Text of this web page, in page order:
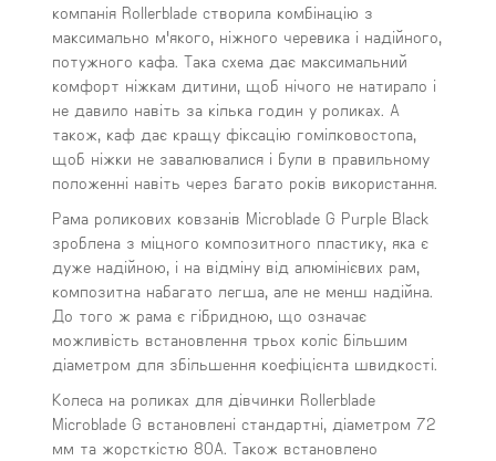
компанія Rollerblade створила комбінацію з
максимально м'якого, ніжного черевика і надійного,
потужного кафа. Така схема дає максимальний
комфорт ніжкам дитини, щоб нічого не натирало і
не давило навіть за кілька годин у роликах. А
також, каф дає кращу фіксацію гомілковостопа,
щоб ніжки не завалювалися і були в правильному
положенні навіть через багато років використання.
Рама роликових ковзанів Microblade G Purple Black
зроблена з міцного композитного пластику, яка є
дуже надійною, і на відміну від алюмінієвих рам,
композитна набагато легша, але не менш надійна.
До того ж рама є гібридною, що означає
можливість встановлення трьох коліс більшим
діаметром для збільшення коефіцієнта швидкості.
Колеса на роликах для дівчинки Rollerblade
Microblade G встановлені стандартні, діаметром 72
мм та жорсткістю 80А. Також встановлено